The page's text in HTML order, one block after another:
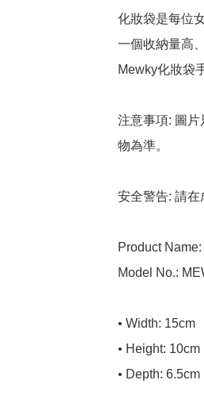
化妝袋是每位
一個收納量高
Mewky化妝袋
注意事項: 圖
物為準。
安全警告: 請在
Product
Model No.:
• Width: 15cm
• Height: 10cm
• Depth: 6.5cm